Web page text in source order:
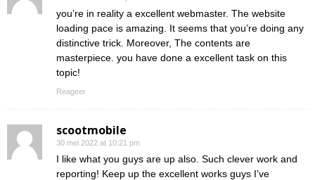
you’re in reality a excellent webmaster. The website
loading pace is amazing. It seems that you’re doing any
distinctive trick. Moreover, The contents are
masterpiece. you have done a excellent task on this
topic!
Reageer
scootmobile
30 mei 2022 at 10:21 pm
I like what you guys are up also. Such clever work and
reporting! Keep up the excellent works guys I’ve